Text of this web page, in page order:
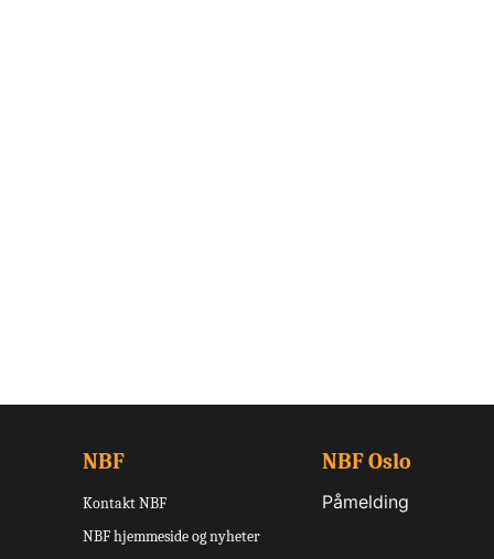
NBF
Kontakt NBF
NBF hjemmeside og nyheter
NBF Oslo
Påmelding